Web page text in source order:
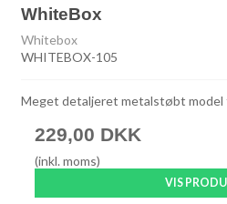
WhiteBox
Whitebox
WHITEBOX-105
Meget detaljeret metalstøbt model
229,00 DKK
(inkl. moms)
VIS